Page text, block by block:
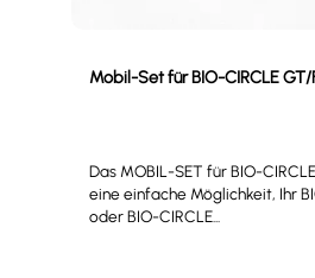
Mobil-Set für BIO-CIRCLE GT/
Das MOBIL-SET für BIO-
eine einfache Möglichkeit, Ihr
oder BIO-CIRCLE...